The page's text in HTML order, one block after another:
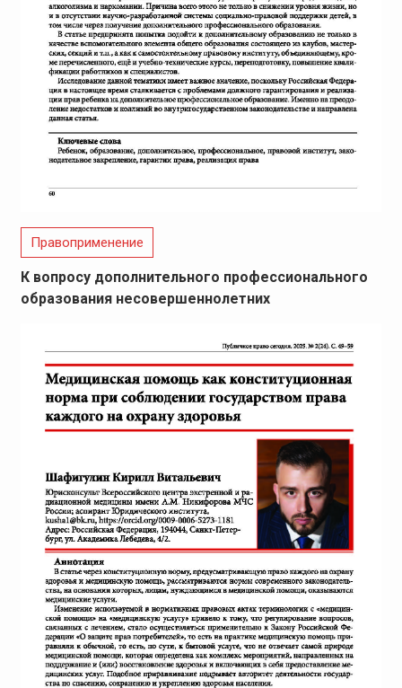
Правоприменение
К вопросу дополнительного профессионального
образования несовершеннолетних